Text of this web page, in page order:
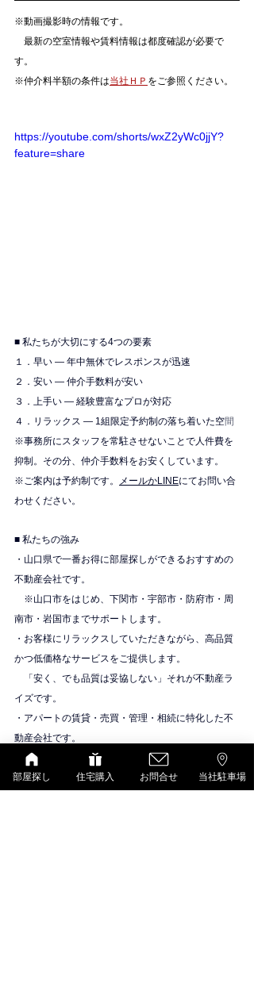
※動画撮影時の情報です。
最新の空室情報や賃料情報は都度確認が必要で
す。
※仲介料半額の条件は当社ＨＰ をご参照ください。
https://youtube.com/shorts/wxZ2yWc0jjY?
feature=share
■ 私たちが大切にする4つの要素
１．早い — 年中無休でレスポンスが迅速
２．安い — 仲介手数料が安い
３．上手い — 経験豊富なプロが対応
４．リラックス — 1組限定予約制の落ち着いた空間
※事務所にスタッフを常駐させないことで人件費を
抑制。その分、仲介手数料をお安くしています。
※ご案内は予約制です。
メールかLINEにてお問い合
わせください。
■ 私たちの強み
・山口県で一番お得に部屋探しができるおすすめの
不動産会社です。
※山口市をはじめ、下関市・宇部市・防府市・周
南市・岩国市までサポートします。
・お客様にリラックスしていただきながら、高品質
かつ低価格なサービスをご提供します。
「安く、でも品質は妥協しない」それが不動産ラ
イズです。
・アパートの賃貸・売買・管理・相続に特化した不
動産会社です。
物件紹介
大東建託（いい部屋ネット）
部屋探し 住宅購入 お問合せ 当社駐車場